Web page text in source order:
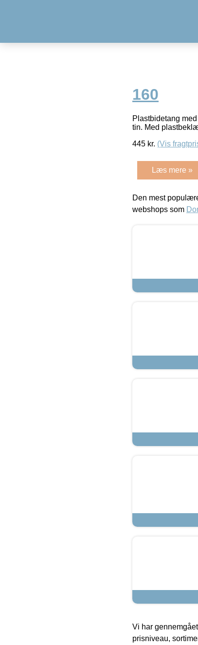
160
Plastbidetang
tin. Med
445 kr. (Vis
Læs mere »
Den mest
webshops som
Vi har
prisniveau,